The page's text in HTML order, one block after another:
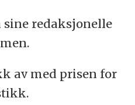
redaksjonelle
av med prisen for